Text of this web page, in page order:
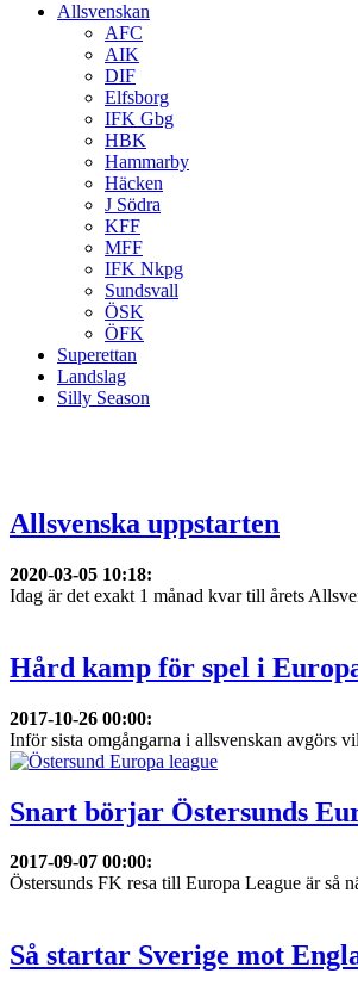
Allsvenskan
AFC
AIK
DIF
Elfsborg
IFK Gbg
HBK
Hammarby
Häcken
J Södra
KFF
MFF
IFK Nkpg
Sundsvall
ÖSK
ÖFK
Superettan
Landslag
Silly Season
Allsvenska uppstarten
2020-03-05 10:18:
Idag är det exakt 1 månad kvar till årets
Hård kamp för spel i
2017-10-26 00:00:
Inför sista omgångarna i allsvenskan avgörs
Snart börjar Östersunds
2017-09-07 00:00:
Östersunds FK resa till Europa League är så
Så startar Sverige mot